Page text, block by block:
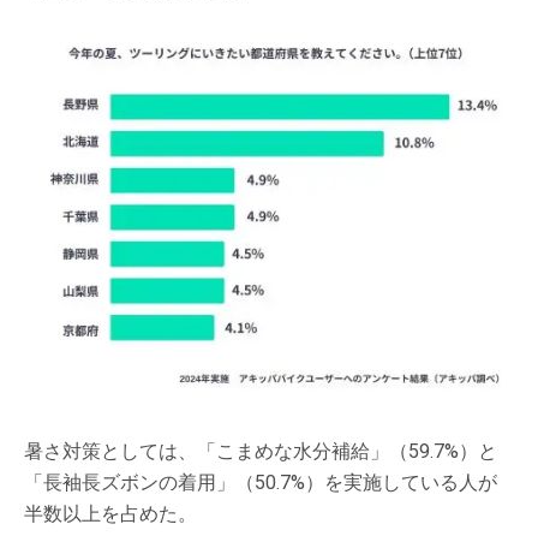
暑さ対策としては、「こまめな水分補給」（59.7%）と
「長袖長ズボンの着用」（50.7%）を実施している人が
半数以上を占めた。